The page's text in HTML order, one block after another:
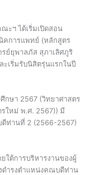
ฯ ได้เริ่มเปิดสอน
คการแพทย์ (หลักสูตร
ย์ยุพาลภัส สุภาเลิศภูริ
เริ่มรับนิสิตรุ่นแรกในปี
กษา 2567 (วิทยาศาสตร
ใหม่ พ.ศ. 2567)) มี
ท่านที่ 2 (2566-2567)
ต้การบริหารงานของผู้
ดำรงตำแหน่งคณบดีท่าน